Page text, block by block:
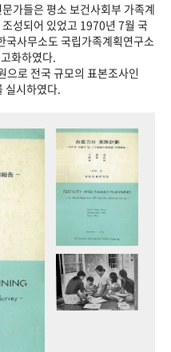
가들은 평소 보건사회부 가족계
성되어 있었고 1970년 7월 국
국사무소도 국립가족계획연구소
화하였다.
로 전국 규모의 표본조사인
실시하였다.